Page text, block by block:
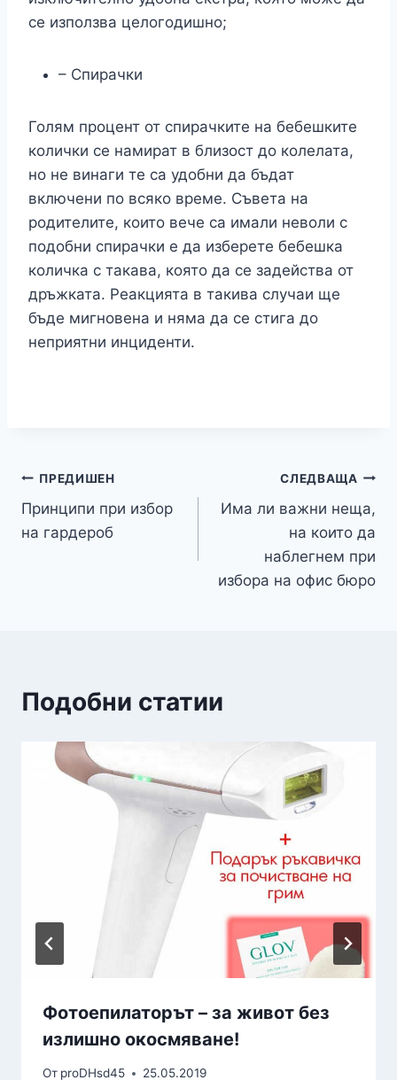
се използва целогодишно;
– Спирачки
Голям процент от спирачките на бебешките
колички се намират в близост до колелата,
но не винаги те са удобни да бъдат
включени по всяко време. Съвета на
родителите, които вече са имали неволи с
подобни спирачки е да изберете бебешка
количка с такава, която да се задейства от
дръжката. Реакцията в такива случаи ще
бъде мигновена и няма да се стига до
неприятни инциденти.
Навигация
ПРЕДИШЕН
Принципи при избор
на гардероб
СЛЕДВАЩА
Има ли важни неща,
на които да
наблегнем при
избора на офис бюро
Подобни статии
Фотоепилаторът – за живот без
излишно окосмяване!
От proDHsd45 25.05.2019